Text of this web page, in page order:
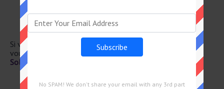
S’exprimait librement en principe
Éventaires
Si vous avez déjà résolu cet indice de mots croisés et que
vous recherchez le message principal, rendez-vous sur
Solution Le Monde Mots Croisés du 12 Janvier 2025
Newsletter
No SPAM! We don't share your email with any 3rd part